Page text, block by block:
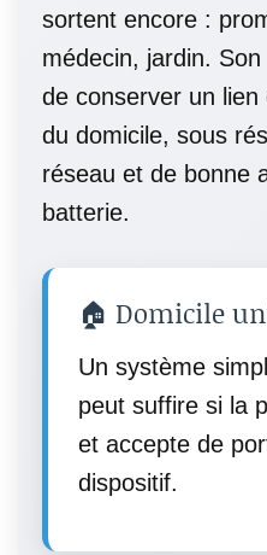
sortent encore :
médecin, jardin.
de conserver un
du domicile, sous
réseau et de bonne
batterie.
🏠 Domicile
Un système
peut suffire si la
et accepte de
dispositif.